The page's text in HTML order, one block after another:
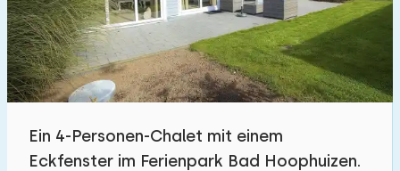
Ein 4-Personen-Chalet mit einem
Eckfenster im Ferienpark Bad Hoophuizen.